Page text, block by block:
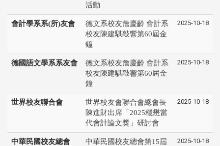
活動
會計學系系(所)友會
德文系校友詹慶齡 會計系
校友陳建騏敲響第60屆金
鐘
2025-10-18
德國語文學系系友會
德文系校友詹慶齡 會計系
校友陳建騏敲響第60屆金
鐘
2025-10-18
世界校友聯合會
世界校友會聯合會總會長
陳進財出席「2025穩懋當
代會計論文獎」研討會
2025-10-18
中華民國校友總會
中華民國校友總會第15屆
2025-10-18